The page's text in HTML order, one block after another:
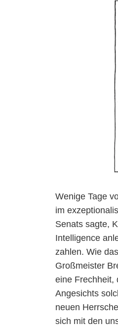
Wenige Tage
im
Senats sagte,
Intelligence
zahlen. Wie
Großmeister
eine Frechheit,
Angesichts
neuen
sich mit den